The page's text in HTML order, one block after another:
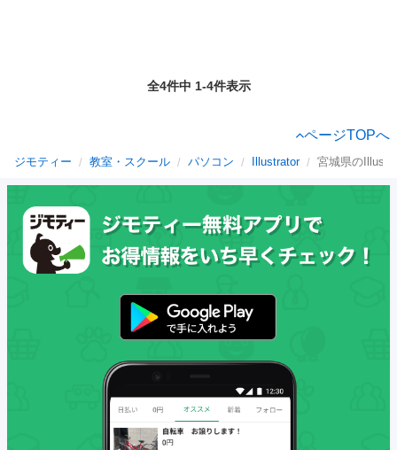
全4件中 1-4件表示
ページTOPへ
ジモティー 教室・スクール パソコン Illustrator 宮城県の